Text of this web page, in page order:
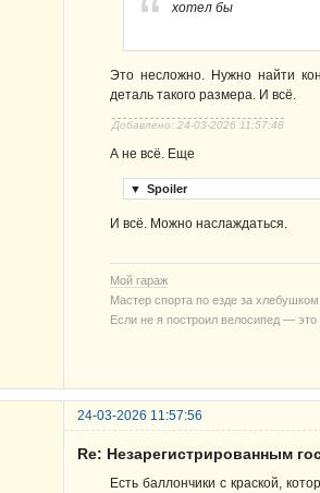
хотел бы
Это несложно. Нужно найти
деталь такого размера. И всё.
Добавлено: 24-03-2026 11:57:48
А не всё. Еще
▼ Spoiler
И всё. Можно наслаждаться.
Мой гараж
Мастер спорта по езде за хлебушком
Если не я построил велосипед — это
24-03-2026 11:57:56
Re: Незарегистрированным
Есть баллончики с краской,